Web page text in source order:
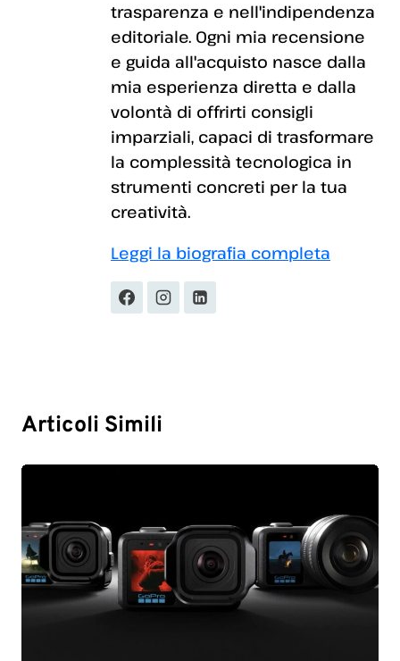
trasparenza e nell'indipendenza
editoriale. Ogni mia recensione
e guida all'acquisto nasce dalla
mia esperienza diretta e dalla
volontà di offrirti consigli
imparziali, capaci di trasformare
la complessità tecnologica in
strumenti concreti per la tua
creatività.
Leggi la biografia completa
Articoli Simili